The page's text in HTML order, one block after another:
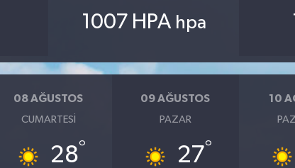
1007 HPA hpa
08 AĞUSTOS
CUMARTESI
28°
09 AĞUSTOS
PAZAR
27°
10